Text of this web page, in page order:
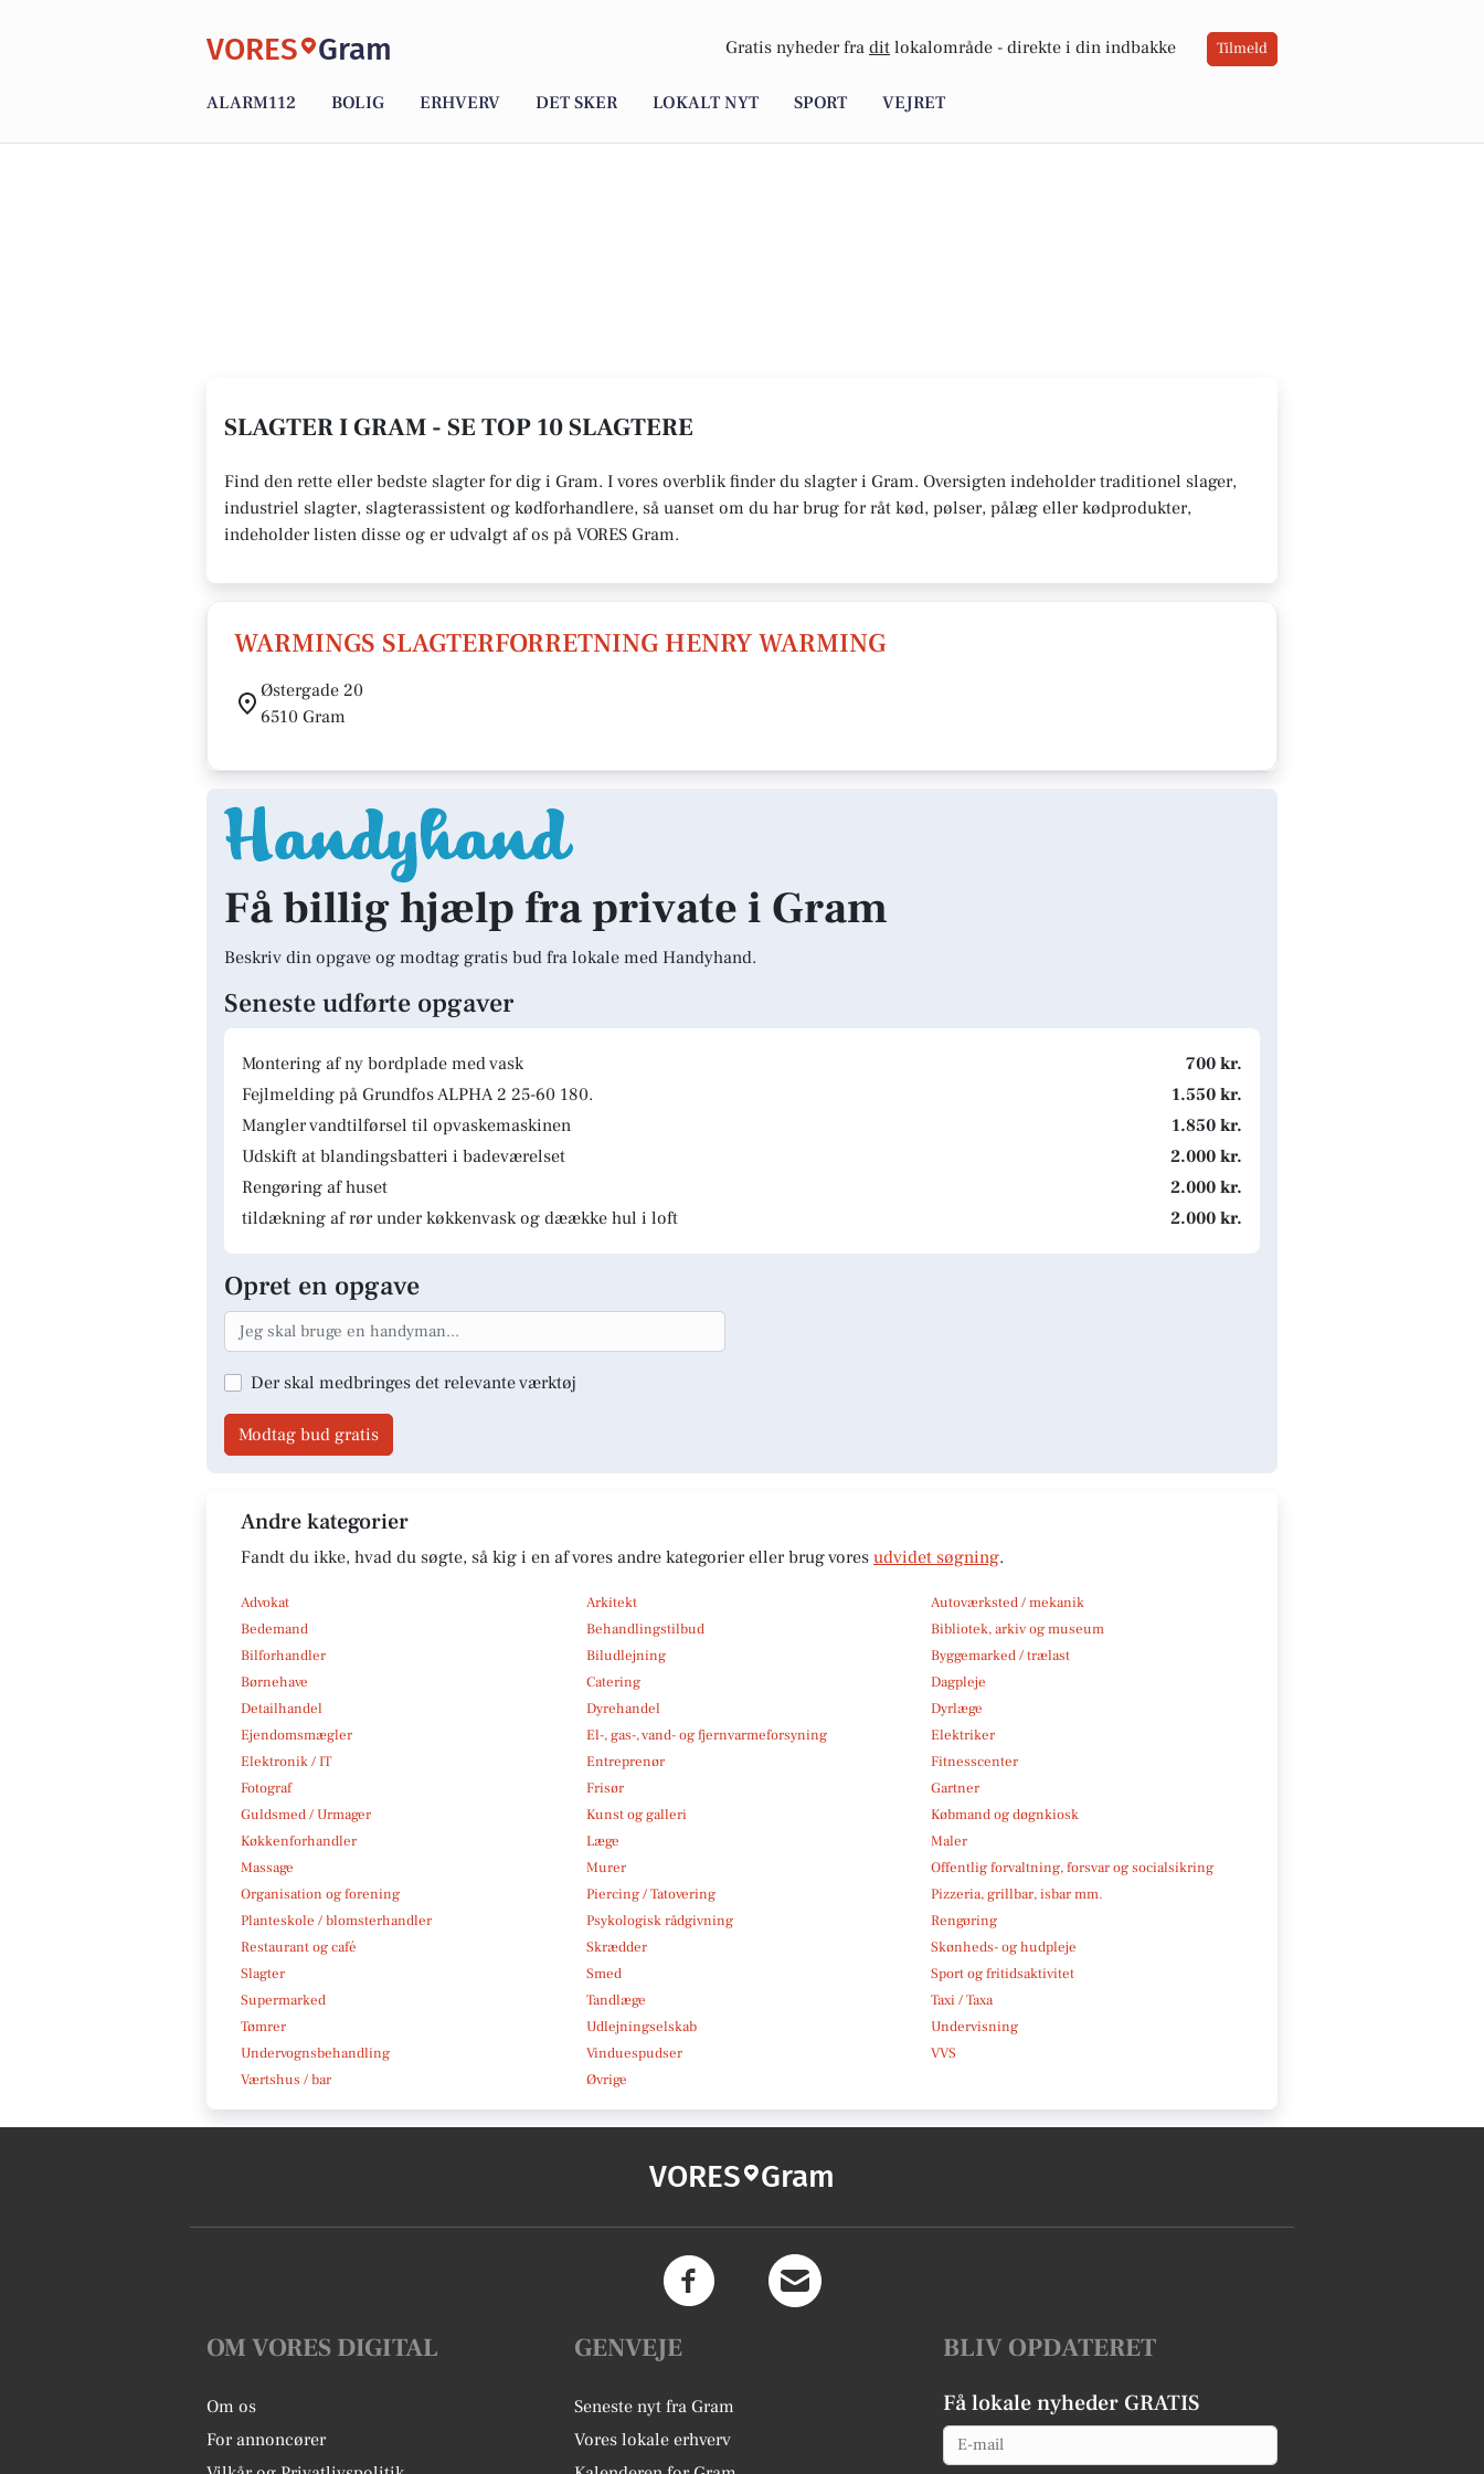
VORES Gram Gratis nyheder fra dit lokalområde - direkte i din indbakke Tilmeld
ALARM112 BOLIG ERHVERV DET SKER LOKALT NYT SPORT VEJRET
SLAGTER I GRAM - SE TOP 10 SLAGTERE
Find den rette eller bedste slagter for dig i Gram. I vores overblik finder du slagter i Gram. Oversigten indeholder traditionel slager,
industriel slagter, slagterassistent og kødforhandlere, så uanset om du har brug for råt kød, pølser, pålæg eller kødprodukter,
indeholder listen disse og er udvalgt af os på VORES Gram.
WARMINGS SLAGTERFORRETNING HENRY WARMING
Østergade 20
6510 Gram
Få billig hjælp fra private i Gram
Beskriv din opgave og modtag gratis bud fra lokale med Handyhand.
Seneste udførte opgaver
Montering af ny bordplade med vask
700 kr.
Fejlmelding på Grundfos ALPHA 2 25-60 180.
1.550 kr.
Mangler vandtilførsel til opvaskemaskinen
1.850 kr.
Udskift at blandingsbatteri i badeværelset
2.000 kr.
Rengøring af huset
2.000 kr.
tildækning af rør under køkkenvask og dæække hul i loft
2.000 kr.
Opret en opgave
Der skal medbringes det relevante værktøj
Modtag bud gratis
Andre kategorier
Fandt du ikke, hvad du søgte, så kig i en af vores andre kategorier eller brug vores udvidet søgning.
Advokat Arkitekt
Autoværksted / mekanik
Bedemand
Behandlingstilbud
Bibliotek, arkiv og museum
Bilforhandler
Biludlejning
Byggemarked / trælast
Børnehave
Catering
Dagpleje
Detailhandel
Dyrehandel
Dyrlæge
Ejendomsmægler
El-, gas-, vand- og fjernvarmeforsyning
Elektriker
Elektronik / IT
Entreprenør
Fitnesscenter
Fotograf
Frisør
Gartner
Guldsmed / Urmager
Kunst og galleri
Købmand og døgnkiosk
Køkkenforhandler
Læge
Maler
Massage
Murer
Offentlig forvaltning, forsvar og socialsikring
Organisation og forening
Piercing / Tatovering
Pizzeria, grillbar, isbar mm.
Planteskole / blomsterhandler
Psykologisk rådgivning
Rengøring
Restaurant og café
Skrædder
Skønheds- og hudpleje
Slagter
Smed
Sport og fritidsaktivitet
Supermarked
Tandlæge
Taxi / Taxa
Tømrer
Udlejningselskab
Undervisning
Undervognsbehandling
Vinduespudser
VVS
Værtshus / bar
Øvrige
VORES Gram
OM VORES DIGITAL
Om os
For annoncører
GENVEJE
Seneste nyt fra Gram
Vores lokale erhverv
BLIV OPDATERET
Få lokale nyheder GRATIS
Email